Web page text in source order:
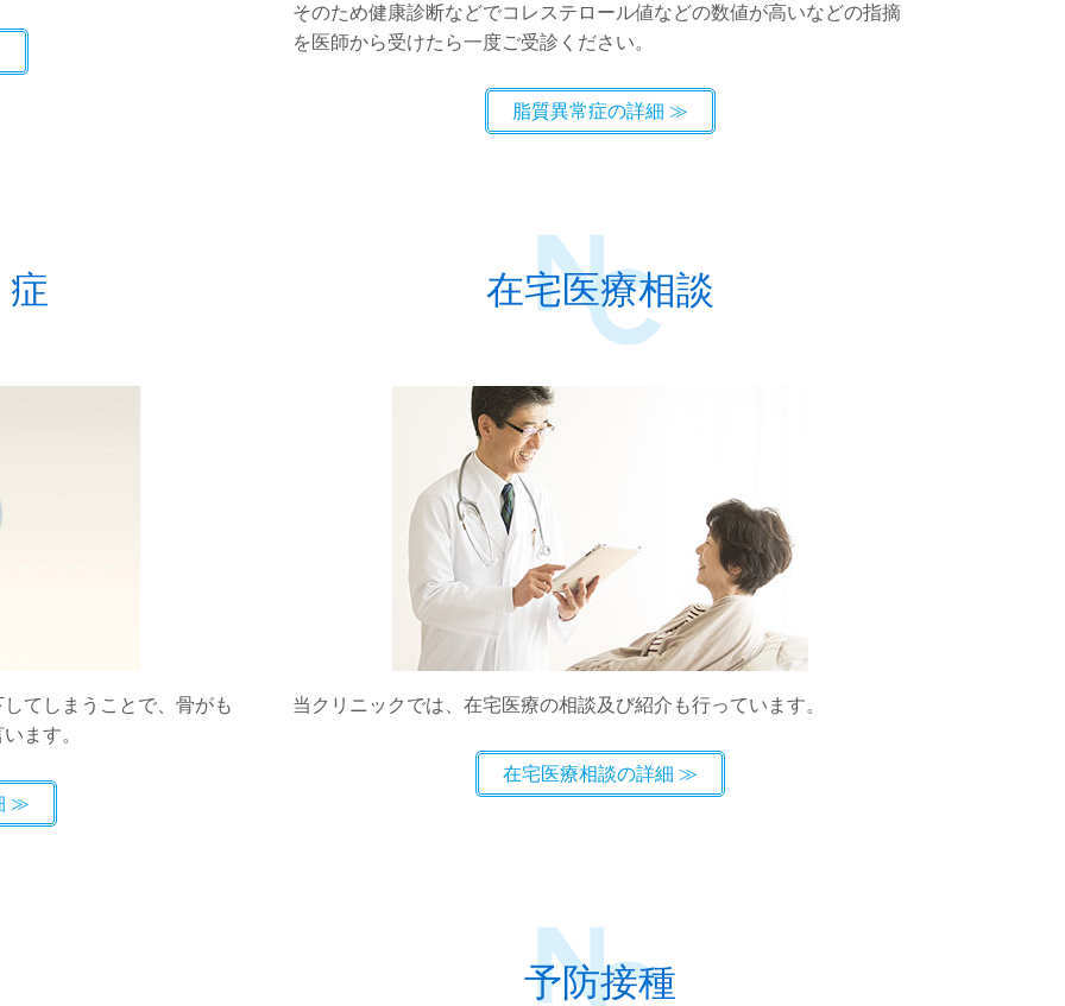
そのため健康診断などでコレステロール値などの数値が高いなどの指摘
を医師から受けたら一度ご受診ください。
脂質異常症の詳細
てしまうことで、骨がも
ます。
在宅医療相談
当クリニックでは、在宅医療の相談及び紹介も行っています。
在宅医療相談の詳細
予防接種